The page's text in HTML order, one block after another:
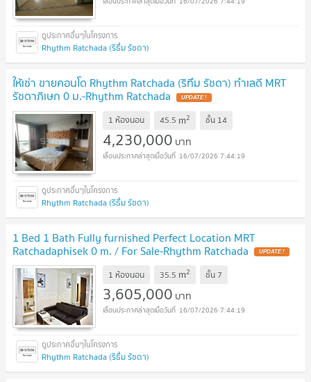
Rhythm Ratchada (ริธึ่ม รัชดา)
ให้เช่า ขายคอนโด Rhythm Ratchada (ริทึม รัชดา) ทำเลดี MRT
รัชดาภิเษก 0 ม.-Rhythm Ratchada UPDATE !
1 ห้องนอน 45.5 m2 ชั้น 14
4,230,000 บาท
16/07/2026 7:44:19
Rhythm Ratchada (ริธึ่ม รัชดา)
1 Bed 1 Bath Fully furnished Perfect Location MRT
Ratchadaphisek 0 m. / For Sale-Rhythm Ratchada UPDATE !
1 ห้องนอน 35.5 m2 ชั้น 7
3,605,000 บาท
16/07/2026 7:44:19
Rhythm Ratchada (ริธึ่ม รัชดา)